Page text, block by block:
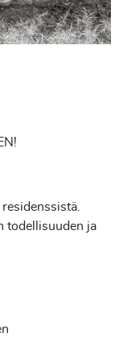
todellisuuden ja